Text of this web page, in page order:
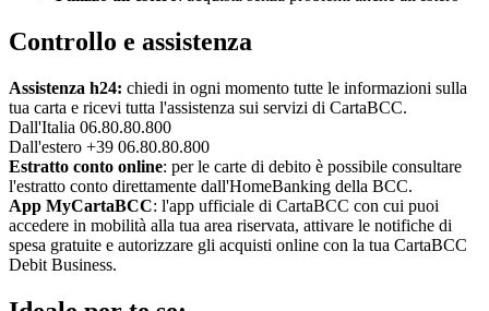
Controllo e assistenza
Assistenza h24: chiedi in ogni momento tutte le informazioni sulla
tua carta e ricevi tutta l'assistenza sui servizi di CartaBCC.
Dall'Italia 06.80.80.800
Dall'estero +39 06.80.80.800
Estratto conto online: per le carte di debito è possibile consultare
l'estratto conto direttamente dall'HomeBanking della BCC.
App MyCartaBCC: l'app ufficiale di CartaBCC con cui puoi
accedere in mobilità alla tua area riservata, attivare le notifiche di
spesa gratuite e autorizzare gli acquisti online con la tua CartaBCC
Debit Business.